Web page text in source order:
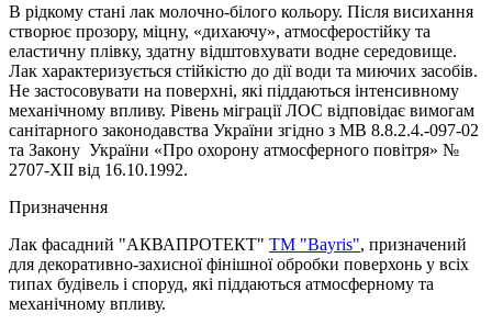
В рідкому стані лак молочно-білого кольору. Після висихання
створює прозору, міцну, «дихаючу», атмосферостійку та
еластичну плівку, здатну відштовхувати водне середовище.
Лак характеризується стійкістю до дії води та миючих засобів.
Не застосовувати на поверхні, які піддаються інтенсивному
механічному впливу. Рівень міграції ЛОС відповідає вимогам
санітарного законодавства України згідно з МВ 8.8.2.4.-097-02
та Закону України «Про охорону атмосферного повітря» №
2707-XII від 16.10.1992.
Призначення
Лак фасадний "АКВАПРОТЕКТ" ТМ "Bayris", призначений
для декоративно-захисної фінішної обробки поверхонь у всіх
типах будівель і споруд, які піддаються атмосферному та
механічному впливу.